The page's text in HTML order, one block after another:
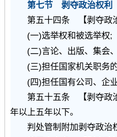
第七节 剥夺政治权利
第五十四条 【剥夺政
(一)选举权和被选举权;
(二)言论、出版、集会
(三)担任国家机关职务
(四)担任国有公司、企
第五十五条 【剥夺政治
年以上五年以下。
判处管制附加剥夺政治权